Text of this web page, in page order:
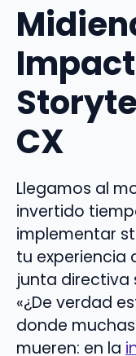
CX
Llegamos al
invertido
implementar
tu experiencia
junta directiva
«¿De verdad
donde
mueren: en la